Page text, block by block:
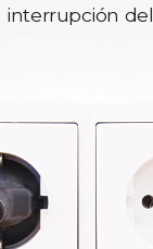
interrupción